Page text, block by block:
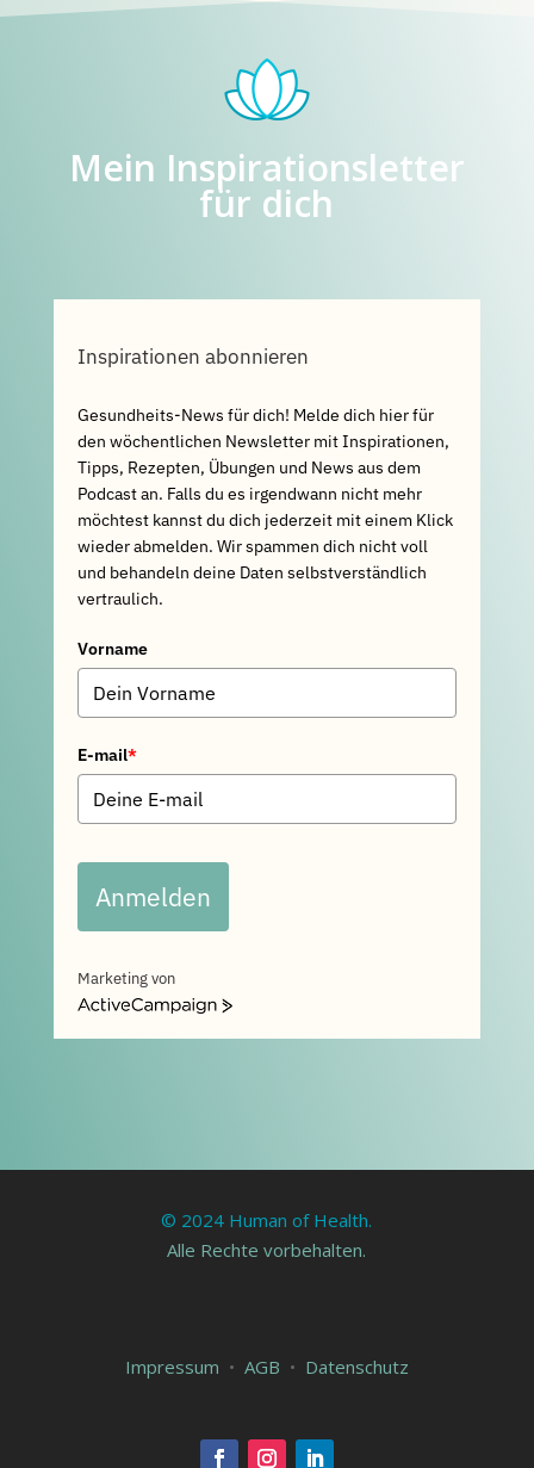
Mein Inspirationsletter
für dich
Inspirationen abonnieren
Gesundheits-News für dich! Melde dich hier für
den wöchentlichen Newsletter mit Inspirationen,
Tipps, Rezepten, Übungen und News aus dem
Podcast an. Falls du es irgendwann nicht mehr
möchtest kannst du dich jederzeit mit einem Klick
wieder abmelden. Wir spammen dich nicht voll
und behandeln deine Daten selbstverständlich
vertraulich.
Vorname
E-mail*
Anmelden
Marketing von
ActiveCampaign
© 2024 Human of Health.
Alle Rechte vorbehalten.
Impressum • AGB • Datenschutz